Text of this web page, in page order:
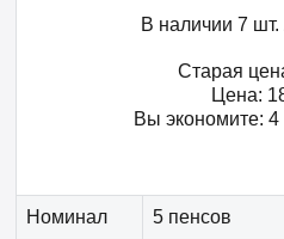
В наличии 7 шт.
Старая
Цена:
Вы экономите: 4
Номинал 5 пенсов